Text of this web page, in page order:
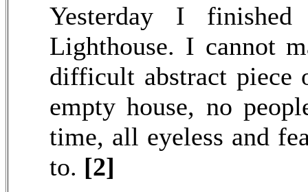
Yesterday I
Lighthouse. I cannot
difficult abstract
empty house, no
time, all eyeless and
to. [2]